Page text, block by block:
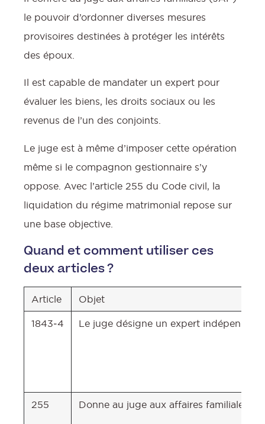
le pouvoir d’ordonner diverses mesures
provisoires destinées à protéger les intérêts
des époux.
Il est capable de mandater un expert pour
évaluer les biens, les droits sociaux ou les
revenus de l’un des conjoints.
Le juge est à même d’imposer cette opération
même si le compagnon gestionnaire s’y
oppose. Avec l’article 255 du Code civil, la
liquidation du régime matrimonial repose sur
une base objective.
Quand et comment utiliser ces
deux articles ?
Article Objet
1843‑4 Le juge désigne un expert
255 Donne au juge aux affaires familiales